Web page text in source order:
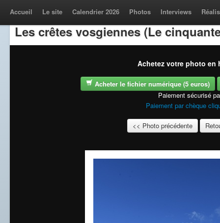
Accueil Le site Calendrier 2026 Photos Interviews
Les crêtes vosgiennes (Le
Achetez votre photo en
Acheter le fichier numérique (5 euros)
Paiement sécurisé
Paiement par chèque
<< Photo précédente